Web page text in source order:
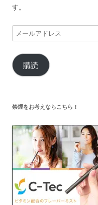
す。
メ
ー
ル
ア
ス
購読
禁煙をお考えならこちら！